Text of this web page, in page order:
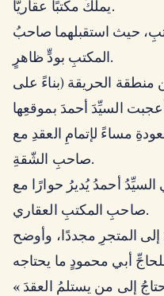
يملكُ مكتبًا عقاريًّا.
حيث استقبلهما صاحبُ
المكتبِ بودٍّ ظاهرٍ.
منطقة الحريقة (بناءً على
السيِّدَ أحمدَ بموقعِها
مساءً لإتمامِ العقدِ مع
صاحبِ الشّقةِ.
السيِّدُ أحمدُ يُديرُ حوارًا مع
صاحبِ المكتبِ العقاري.
المتجرِ مجددًا، وأوضح
« سأُغادرُ إلى بيروتَ الليلةَ، وأحتاجُ إلى من يستلمُ العقدَ